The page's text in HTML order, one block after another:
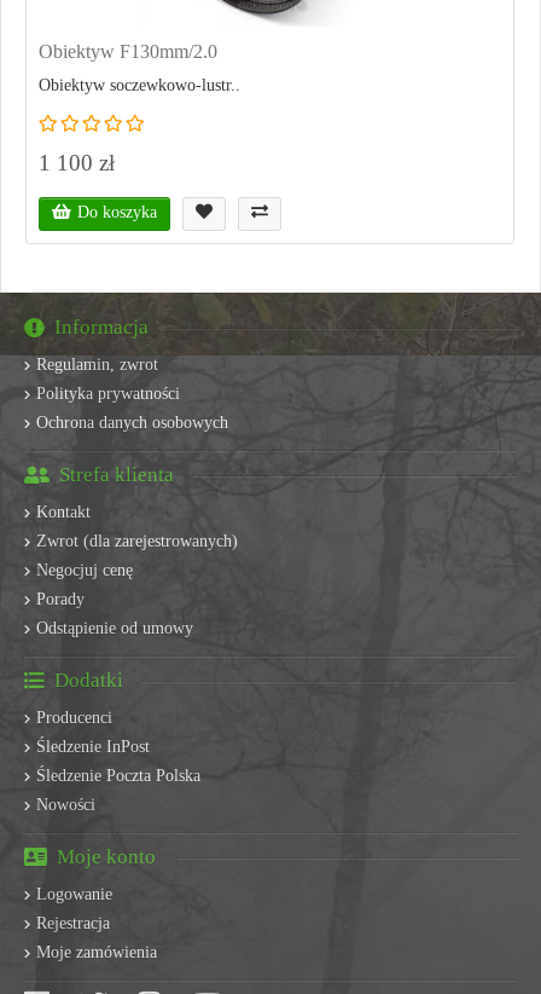
Obiektyw F130mm/2.0
Obiektyw soczewkowo-lustr..
1 100 zł
Do koszyka
Informacja
Regulamin, zwrot
Polityka prywatności
Ochrona danych osobowych
Strefa klienta
Kontakt
Zwrot (dla zarejestrowanych)
Negocjuj cenę
Porady
Odstąpienie od umowy
Dodatki
Producenci
Śledzenie InPost
Śledzenie Poczta Polska
Nowości
Moje konto
Logowanie
Rejestracja
Moje zamówienia